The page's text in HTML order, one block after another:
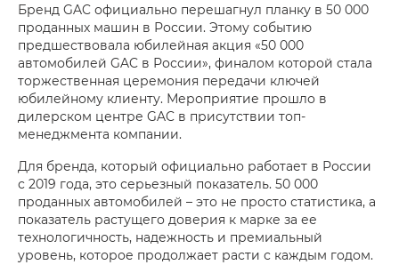
Бренд GAC официально перешагнул планку в 50 000
проданных машин в России. Этому событию
предшествовала юбилейная акция «50 000
автомобилей GAC в России», финалом которой стала
торжественная церемония передачи ключей
юбилейному клиенту. Мероприятие прошло в
дилерском центре GAC в присутствии топ-
менеджмента компании.
Для бренда, который официально работает в России
с 2019 года, это серьезный показатель. 50 000
проданных автомобилей – это не просто статистика, а
показатель растущего доверия к марке за ее
технологичность, надежность и премиальный
уровень, которое продолжает расти с каждым годом.